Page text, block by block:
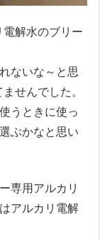
解水のブリー
ないな～と思
せんでした。
うときに使っ
ぶかなと思い
専用アルカリ
アルカリ電解